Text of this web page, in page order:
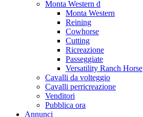
Monta Western d
Monta Western
Reining
Cowhorse
Cutting
Ricreazione
Passeggiate
Versatility Ranch Horse
Cavalli da volteggio
Cavalli perricreazione
Venditori
Pubblica ora
Annunci